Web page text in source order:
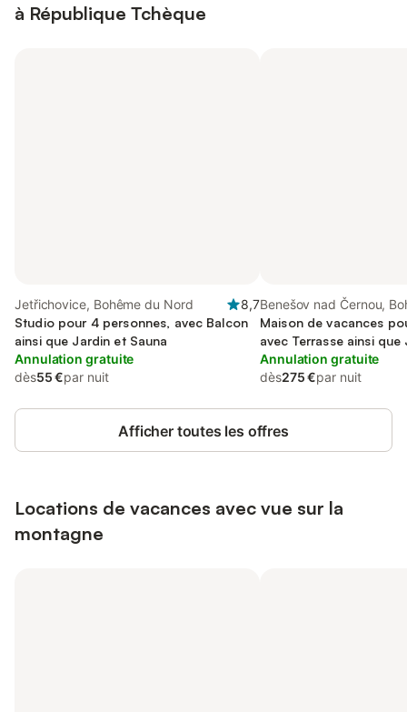
à République Tchèque
Jetřichovice, Bohême du Nord
8,7
Studio pour 4 personnes, avec Balcon
ainsi que Jardin et Sauna
Annulation gratuite
dès55 €par nuit
Benešov nad Černou,
Sud
Maison de vacances
avec Terrasse ainsi que
Annulation gratuite
dès275 €par nuit
Afficher toutes les offres
Locations de vacances avec vue sur la
montagne